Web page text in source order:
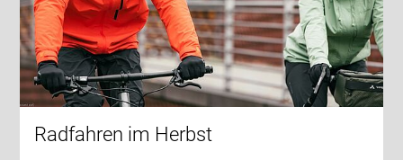
Radfahren im Herbst